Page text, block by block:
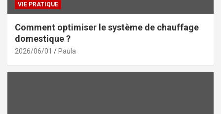
VIE PRATIQUE
Comment optimiser le système de chauffage
domestique ?
2026/06/01 Paula